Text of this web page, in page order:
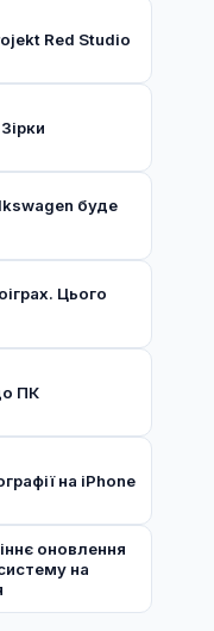
Red Studio
буде
Цього
ПК
на iPhone
оновлення
на